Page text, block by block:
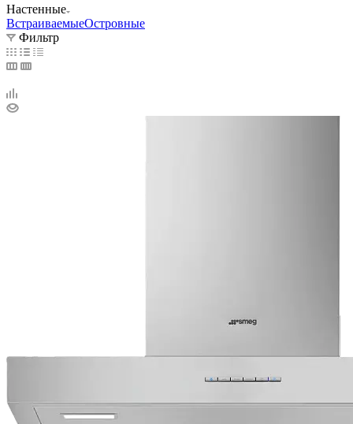
Настенные
ВстраиваемыеОстровные
Фильтр